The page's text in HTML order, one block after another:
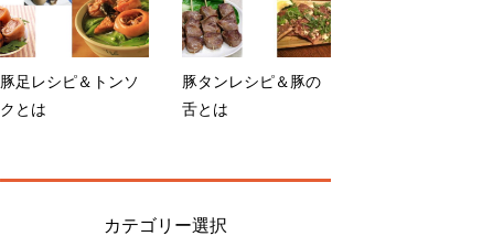
豚足レシピ＆トンソ
クとは
豚タンレシピ＆豚の
舌とは
カテゴリー選択